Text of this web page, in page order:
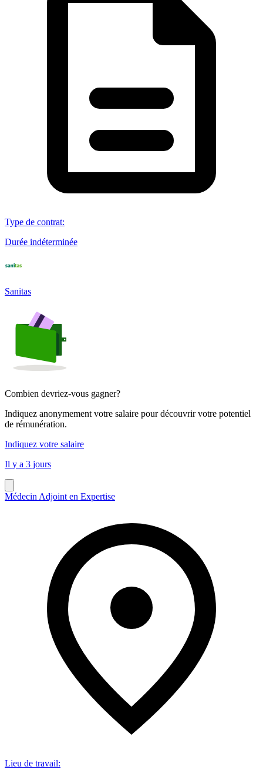
Type de contrat:
Durée indéterminée
Sanitas
Combien devriez-vous gagner?
Indiquez anonymement votre salaire pour découvrir votre potentiel
de rémunération.
Indiquez votre salaire
Il y a 3 jours
Médecin Adjoint en Expertise
Lieu de travail: